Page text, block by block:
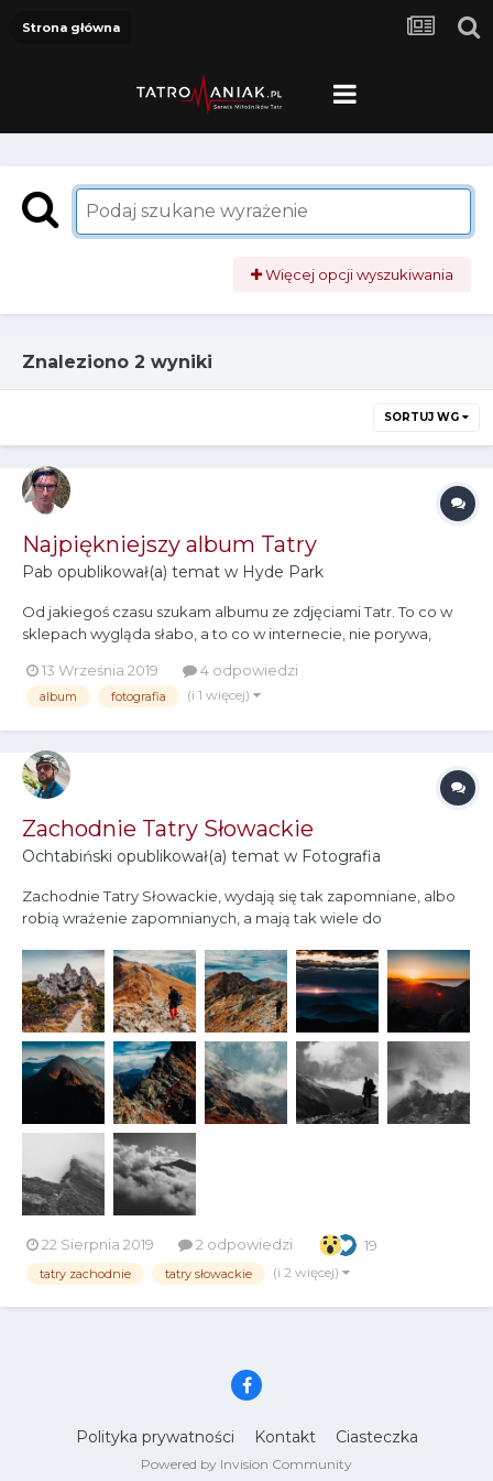
Strona główna
Więcej opcji wyszukiwania
Znaleziono 2 wyniki
SORTUJ WG
Najpiękniejszy album Tatry
Pab opublikował(a) temat w Hyde Park
Od jakiegoś czasu szukam albumu ze zdjęciami Tatr. To co w
sklepach wygląda słabo, a to co w internecie, nie porywa,
rekomendację jesli macie coś godnego polecenia? - może
być za "milion ziko", ważne aby album był wspaniały.
13 Września 2019 4 odpowiedzi
album fotografia (i 1 więcej)
Zachodnie Tatry Słowackie
Ochtabiński opublikował(a) temat w Fotografia
Zachodnie Tatry Słowackie, wydają się tak zapomniane, albo
robią wrażenie zapomnianych, a mają tak wiele do
ziemi ? Ciągle widzę zdjęcia z naszych Tatr i znanych mi miejsc,
może macie coś wartego uwagi w swoich szufladach by
pokazać?...
22 Sierpnia 2019 2 odpowiedzi 19
tatry zachodnie tatry słowackie (i 2 więcej)
Polityka prywatności Kontakt Ciasteczka
Powered by Invision Community